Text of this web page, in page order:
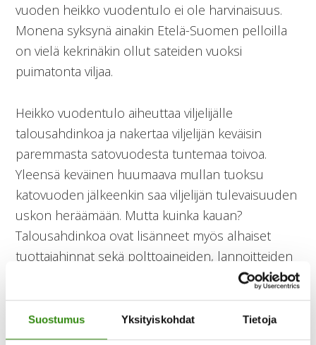
Suostumus Yksityiskohdat Tietoja
vuoden heikko vuodentulo ei ole harvinaisuus.
Monena syksynä ainakin Etelä-Suomen pelloilla
on vielä kekrinäkin ollut sateiden vuoksi
puimatonta viljaa.
Heikko vuodentulo aiheuttaa viljelijälle
talousahdinkoa ja nakertaa viljelijän keväisin
paremmasta satovuodesta tuntemaa toivoa.
Yleensä keväinen huumaava mullan tuoksu
katovuoden jälkeenkin saa viljelijän tulevaisuuden
uskon heräämään. Mutta kuinka kauan?
Talousahdinkoa ovat lisänneet myös alhaiset
tuottajahinnat sekä polttoaineiden, lannoitteiden
ja karjatilojen rehujen rajut hinnannousut.
Ei ihme, jos viljelijän jaksaminen on koetuksella,
ajatukset kiertävät samaa rataa eikä uni tule yöllä